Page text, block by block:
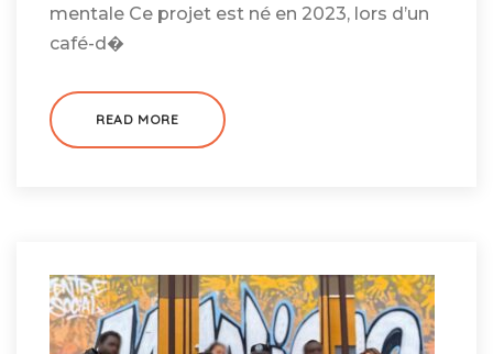
mentale Ce projet est né en 2023, lors d’un
café-d�
READ MORE